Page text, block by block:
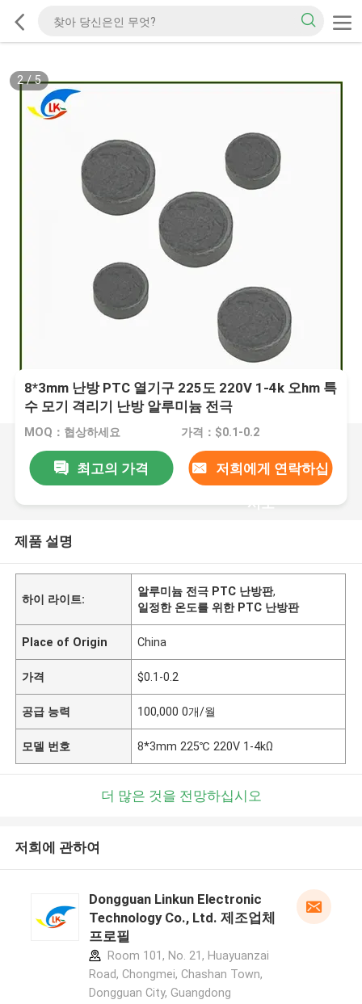
2/5
8*3mm 난방 PTC 열기구 225도 220V 1-4k 오hm 특
수 모기 격리기 난방 알루미늄 전극
MOQ：협상하세요 가격：$0.1-0.2
최고의 가격 저희에게 연락하십
시오
제품 설명
하이 라이트:
알루미늄 전극 PTC 난방판,
일정한 온도를 위한 PTC 난방판
Place of Origin China
가격 $0.1-0.2
공급 능력 100,000 0개/월
모델 번호 8*3mm 225℃ 220V 1-4kΩ
더 많은 것을 전망하십시오
저희에 관하여
Dongguan Linkun Electronic
Technology Co., Ltd. 제조업체
프로필
Room 101, No. 21, Huayuanzai
Road, Chongmei, Chashan Town,
Dongguan City, Guangdong